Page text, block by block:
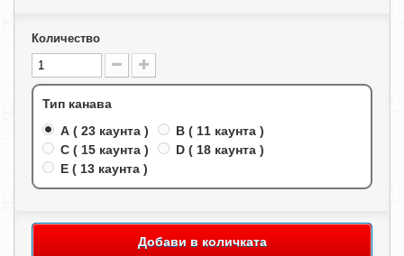
Количество
Тип канава
A ( 23 каунта )
B ( 11 каунта )
C ( 15 каунта )
D ( 18 каунта )
E ( 13 каунта )
Добави в количката